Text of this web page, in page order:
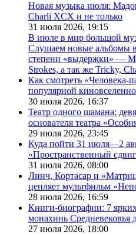
Новая музыка июля:
Charli XCX и не только
31 июля 2026, 19:15
В июле в мир большой
Слушаем новые альбомы
степени «выдержки» —
Strokes, а так же Tricky,
Как смотреть «Человека-
популярной
30 июля 2026, 16:37
Театр одного шамана:
основателя театра
29 июля 2026, 23:45
Куда пойти 31 июля—2
«Пространственный
31 июля 2026, 08:00
Линч, Кортасар и
цепляет мультфильм
28 июля 2026, 16:59
Книги-биографии: 7
монахинь
27 июля 2026, 18:00